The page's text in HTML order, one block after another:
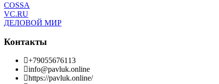
COSSA
VC.RU
ДЕЛОВОЙ МИР
Контакты
+79055676113
info@pavluk.online
https://pavluk.online/